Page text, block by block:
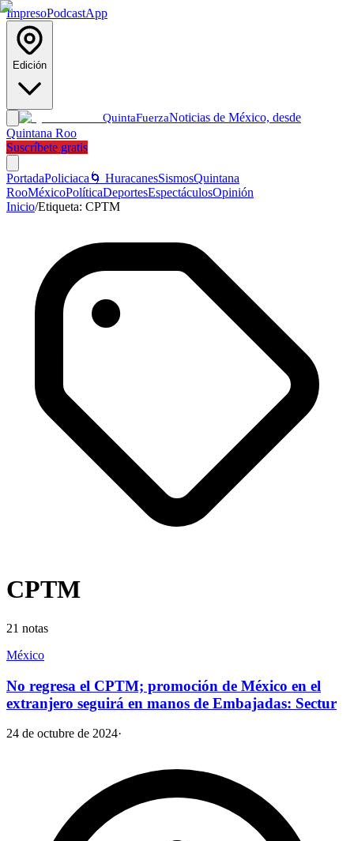
ImpresoPodcastApp
Edición
QuintaFuerzaNoticias de México, desde
Quintana Roo
Suscríbete gratis
PortadaPoliciaca 🌀 HuracanesSismosQuintana
RooMéxicoPolíticaDeportesEspectáculosOpinión
Inicio/Etiqueta: CPTM
CPTM
21 notas
México
No regresa el CPTM; promoción de México en el
extranjero seguirá en manos de Embajadas: Sectur
24 de octubre de 2024·